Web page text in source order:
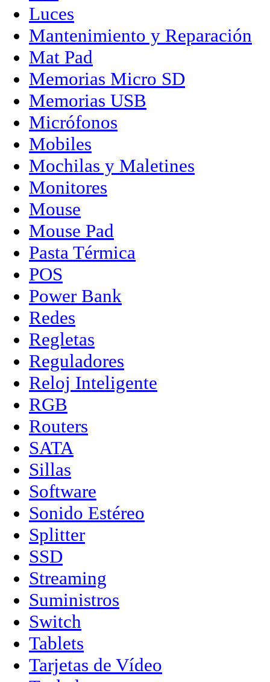
Luces
Mantenimiento y Reparación
Mat Pad
Memorias Micro SD
Memorias USB
Micrófonos
Mobiles
Mochilas y Maletines
Monitores
Mouse
Mouse Pad
Pasta Térmica
POS
Power Bank
Redes
Regletas
Reguladores
Reloj Inteligente
RGB
Routers
SATA
Sillas
Software
Sonido Estéreo
Splitter
SSD
Streaming
Suministros
Switch
Tablets
Tarjetas de Vídeo